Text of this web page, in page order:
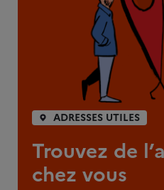
ADRESSES UTILES
Trouvez de
chez vous